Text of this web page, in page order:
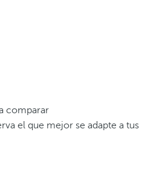
comparar
el que mejor se adapte a tus